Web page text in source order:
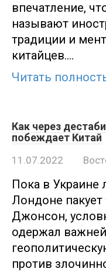
впечатление,
называют
традиции и
китайцев….
Читать
Как через
побеждает Китай
11.07.2022
Пока в Украине
Лондоне
Джонсон,
одержал
против